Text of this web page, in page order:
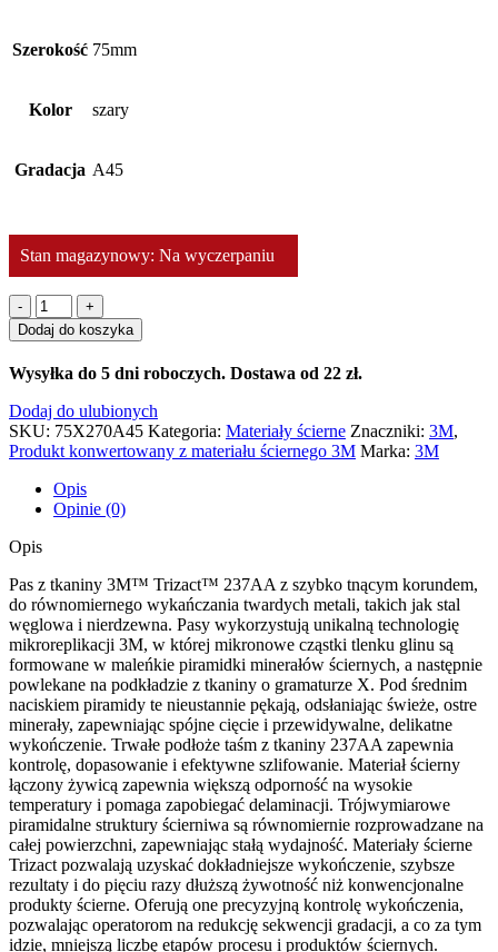
Szerokość 75mm
Kolor szary
Gradacja A45
Stan magazynowy: Na wyczerpaniu
ilość
237AA
Pas
ścierny
nasypowy
z
materiału
3M
TRIZACT
75mm
x
270mm
A
Dodaj do koszyka
Wysyłka do 5 dni roboczych. Dostawa od 22 zł.
Dodaj do ulubionych
SKU: 75X270A45 Kategoria: Materiały ścierne Znaczniki: 3M,
Produkt konwertowany z materiału ściernego 3M Marka: 3M
Opis
Opinie (0)
Opis
Pas z tkaniny 3M™ Trizact™ 237AA z szybko tnącym korundem,
do równomiernego wykańczania twardych metali, takich jak stal
węglowa i nierdzewna. Pasy wykorzystują unikalną technologię
mikroreplikacji 3M, w której mikronowe cząstki tlenku glinu są
formowane w maleńkie piramidki minerałów ściernych, a następnie
powlekane na podkładzie z tkaniny o gramaturze X. Pod średnim
naciskiem piramidy te nieustannie pękają, odsłaniając świeże, ostre
minerały, zapewniając spójne cięcie i przewidywalne, delikatne
wykończenie. Trwałe podłoże taśm z tkaniny 237AA zapewnia
kontrolę, dopasowanie i efektywne szlifowanie. Materiał ścierny
łączony żywicą zapewnia większą odporność na wysokie
temperatury i pomaga zapobiegać delaminacji. Trójwymiarowe
piramidalne struktury ścierniwa są równomiernie rozprowadzane na
całej powierzchni, zapewniając stałą wydajność. Materiały ścierne
Trizact pozwalają uzyskać dokładniejsze wykończenie, szybsze
rezultaty i do pięciu razy dłuższą żywotność niż konwencjonalne
produkty ścierne. Oferują one precyzyjną kontrolę wykończenia,
pozwalając operatorom na redukcję sekwencji gradacji, a co za tym
idzie, mniejszą liczbę etapów procesu i produktów ściernych.